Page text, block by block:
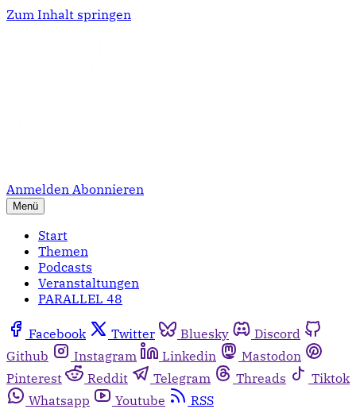
Zum Inhalt springen
Anmelden Abonnieren
Menü
Start
Themen
Podcasts
Veranstaltungen
PARALLEL 48
Facebook Twitter Bluesky
Discord
Github
Instagram Linkedin
Mastodon
Pinterest
Reddit Telegram Threads
Tiktok
Whatsapp
Youtube RSS